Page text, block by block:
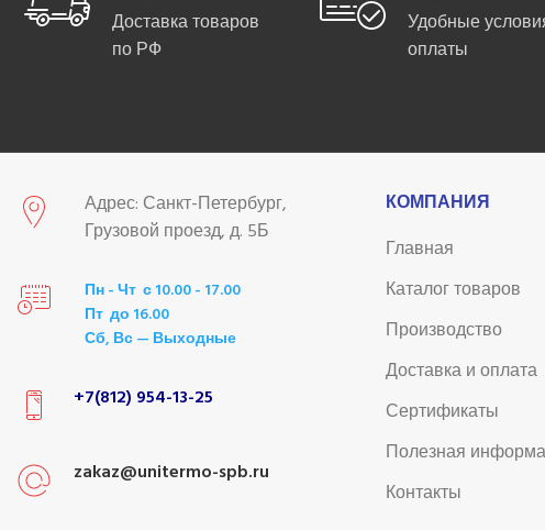
Доставка товаров
по РФ
Удобные
оплаты
Адрес: Санкт-Петербург,
Грузовой проезд, д. 5Б
Пн - Чт с 10.00 - 17.00
Пт до 16.00
Сб, Вс — Выходные
+7(812) 954-13-25
zakaz@unitermo-spb.ru
КОМПАНИЯ
Главная
Каталог товаров
Производство
Доставка и оплата
Сертификаты
Полезная
Контакты